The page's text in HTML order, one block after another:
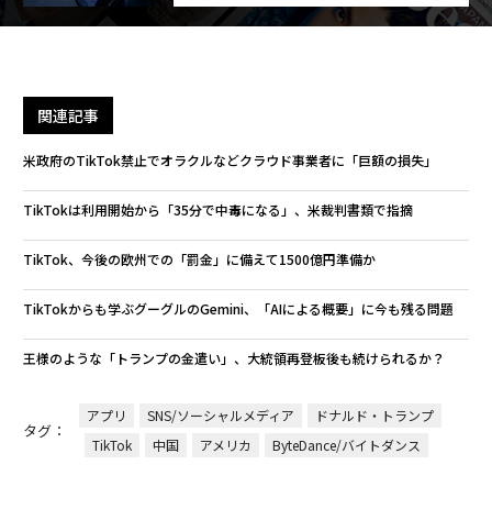
関連記事
米政府のTikTok禁止でオラクルなどクラウド事業者に「巨額の損失」
TikTokは利用開始から「35分で中毒になる」、米裁判書類で指摘
TikTok、今後の欧州での「罰金」に備えて1500億円準備か
TikTokからも学ぶグーグルのGemini、「AIによる概要」に今も残る問題
王様のような「トランプの金遣い」、大統領再登板後も続けられるか？
タグ：
アプリ SNS/ソーシャルメディア
ドナルド・トランプ
TikTok
中国 アメリカ ByteDance/バイトダンス